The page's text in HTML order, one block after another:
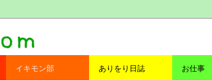
イキモン部 ありをり日誌 お仕事